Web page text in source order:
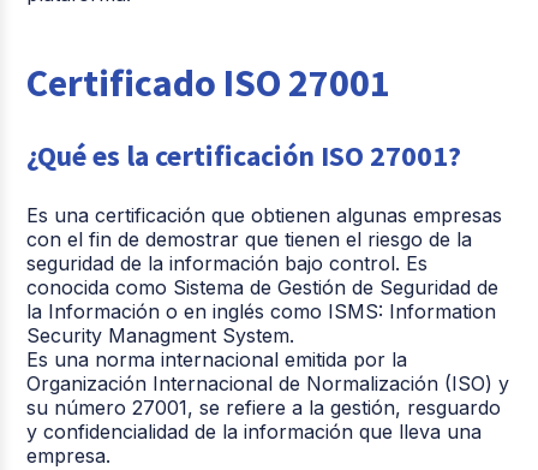
Certificado ISO 27001
¿Qué es la certificación ISO 27001?
Es una certificación que obtienen algunas empresas
con el fin de demostrar que tienen el riesgo de la
seguridad de la información bajo control. Es
conocida como Sistema de Gestión de Seguridad de
la Información o en inglés como ISMS: Information
Security Managment System.
Es una norma internacional emitida por la
Organización Internacional de Normalización (ISO) y
su número 27001, se refiere a la gestión, resguardo
y confidencialidad de la información que lleva una
empresa.